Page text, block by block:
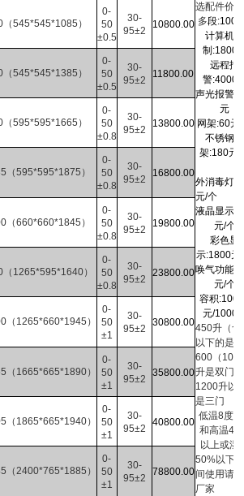
545*545*1085）
0-
50
±0.5
30-
95±2
10800.00
选配件价
多段:1000
计算机控
制 :1800
远程报
警:4000
声光报警
元
网架:60元
不锈钢搁
架:180元
外消毒灯
元/个
液晶显示
元/个
彩色显
示:1800元
唤气功能
元/个
容积
元/1000
450升（含
以下的是
600（ 1000
升是双门
1200升以
是三门
低温8度
和高温42
以上或湿
50%以下
间使用请
厂家
545*545*1385）
0-
50
±0.5
30-
95±2
11800.00
595*595*1665）
0-
50
±0.8
30-
95±2
13800.00
（595*595*1875）
0-
50
±0.8
30-
95±2
16800.00
（660*660*1845）
0-
50
±0.8
30-
95±2
19800.00
1265*595*1640）
0-
50
±0.8
30-
95±2
23800.00
（1265*660*1945）
0-
50
±1
30-
95±2
30800.00
（1665*665*1890）
0-
50
±1
30-
95±2
35800.00
（1865*665*1940）
0-
50
±1
30-
95±2
40800.00
（2400*765*1885）
0-
50
±1
30-
95±2
78800.00